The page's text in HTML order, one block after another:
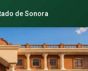
de Sonora